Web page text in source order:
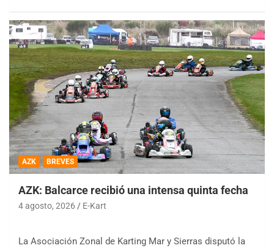
AZK BREVES
AZK: Balcarce recibió una intensa quinta fecha
4 agosto, 2026 E-Kart
La Asociación Zonal de Karting Mar y Sierras disputó la